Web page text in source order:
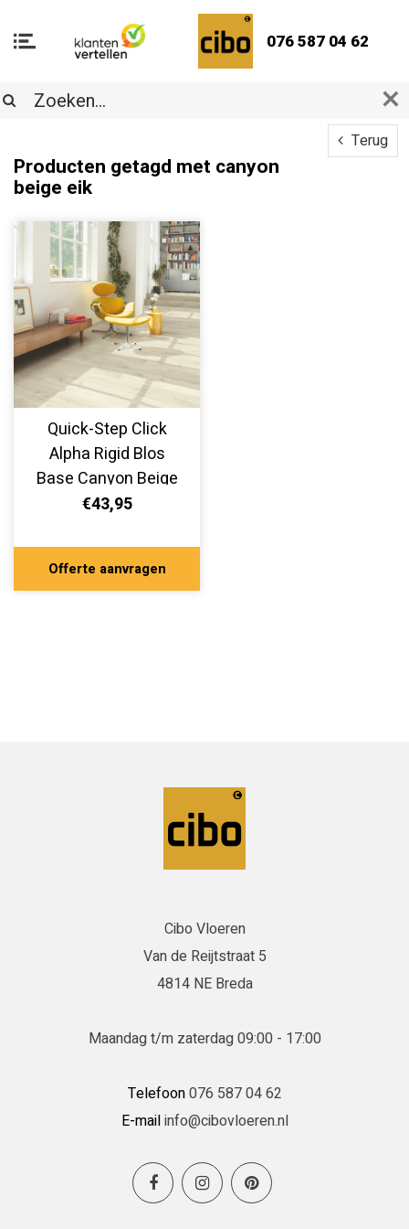
076 587 04 62
Terug
Producten getagd met canyon
beige eik
Quick-Step Click
Alpha Rigid Blos
Base Canyon Beige
Eik AVSPT40038
€43,95
Offerte aanvragen
Cibo Vloeren
Van de Reijtstraat 5
4814 NE Breda
Maandag t/m zaterdag 09:00 - 17:00
Telefoon076 587 04 62
E-mailinfo@cibovloeren.nl